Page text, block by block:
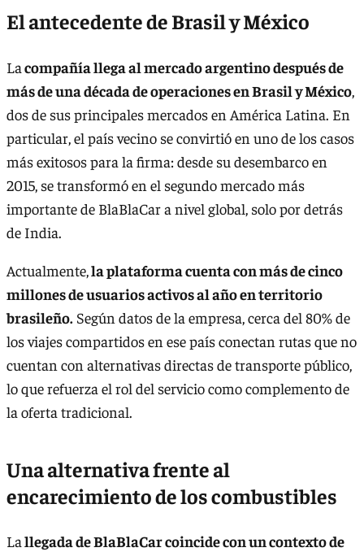
El antecedente de Brasil y México
Lacompañía llega al mercado argentino después de
más de una década de operaciones en Brasil y México,
dos de sus principales mercados en América Latina. En
particular, el país vecino se convirtió en uno de los casos
más exitosos para la firma: desde su desembarco en
2015, se transformó en el segundo mercado más
importante de BlaBlaCar a nivel global, solo por detrás
de India.
Actualmente,la plataforma cuenta con más de cinco
millones de usuarios activos al año en territorio
brasileño. Según datos de la empresa, cerca del 80% de
los viajes compartidos en ese país conectan rutas que no
cuentan con alternativas directas de transporte público,
lo que refuerza el rol del servicio como complemento de
la oferta tradicional.
Una alternativa frente al
encarecimiento de los combustibles
Lallegada de BlaBlaCar coincide con un contexto de